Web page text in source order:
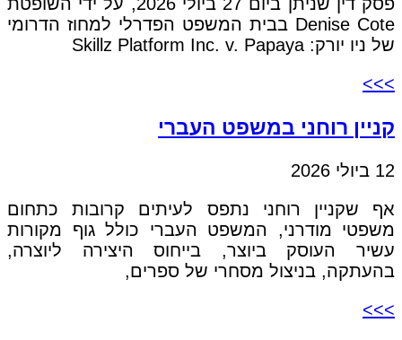
Denise Cote בבית המשפט הפדרלי למחוז הדרומי
של ניו יורק: Skillz Platform Inc. v. Papaya
>>>
קניין רוחני במשפט העברי
12 ביולי 2026
אף שקניין רוחני נתפס לעיתים קרובות כתחום
משפטי מודרני, המשפט העברי כולל גוף מקורות
עשיר העוסק ביוצר, בייחוס היצירה ליוצרה,
בהעתקה, בניצול מסחרי של ספרים,
>>>